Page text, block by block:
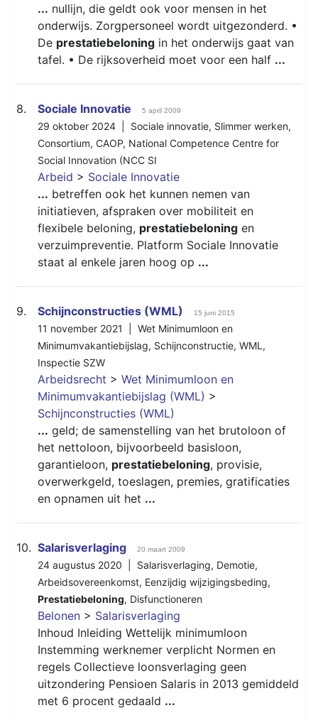
... nullijn, die geldt ook voor mensen in het
onderwijs. Zorgpersoneel wordt uitgezonderd. •
De prestatiebeloning in het onderwijs gaat van
tafel. • De rijksoverheid moet voor een half ...
8. Sociale Innovatie 5 april 2009
29 oktober 2024 | Sociale innovatie, Slimmer werken,
Consortium, CAOP, National Competence Centre for
Social Innovation (NCC SI
Arbeid > Sociale Innovatie
... betreffen ook het kunnen nemen van
initiatieven, afspraken over mobiliteit en
flexibele beloning, prestatiebeloning en
verzuimpreventie. Platform Sociale Innovatie
staat al enkele jaren hoog op ...
9. Schijnconstructies (WML) 15 juni 2015
11 november 2021 | Wet Minimumloon en
Minimumvakantiebijslag, Schijnconstructie, WML ,
Inspectie SZW
Arbeidsrecht > Wet Minimumloon en
Minimumvakantiebijslag (WML) >
Schijnconstructies (WML)
... geld; de samenstelling van het brutoloon of
het nettoloon, bijvoorbeeld basisloon,
garantieloon, prestatiebeloning, provisie,
overwerkgeld, toeslagen, premies, gratificaties
en opnamen uit het ...
10. Salarisverlaging 20 maart 2009
24 augustus 2020 | Salarisverlaging, Demotie,
Arbeidsovereenkomst, Eenzijdig wijzigingsbeding,
Prestatiebeloning, Disfunctioneren
Belonen > Salarisverlaging
Inhoud Inleiding Wettelijk minimumloon
Instemming werknemer verplicht Normen en
regels Collectieve loonsverlaging geen
uitzondering Pensioen Salaris in 2013 gemiddeld
met 6 procent gedaald ...